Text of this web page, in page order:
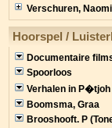
Verschuren, Naomi
Hoorspel /
Documentaire
Spoorloos
Verhalen in P�tjoh
Boomsma, Graa
Brooshooft. P